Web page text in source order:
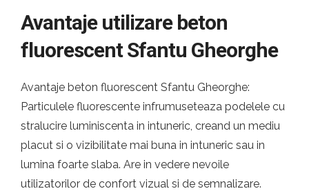
Avantaje utilizare beton
fluorescent Sfantu Gheorghe
Avantaje beton fluorescent Sfantu Gheorghe:
Particulele fluorescente infrumuseteaza podelele cu
stralucire luminiscenta in intuneric, creand un mediu
placut si o vizibilitate mai buna in intuneric sau in
lumina foarte slaba. Are in vedere nevoile
utilizatorilor de confort vizual si de semnalizare.